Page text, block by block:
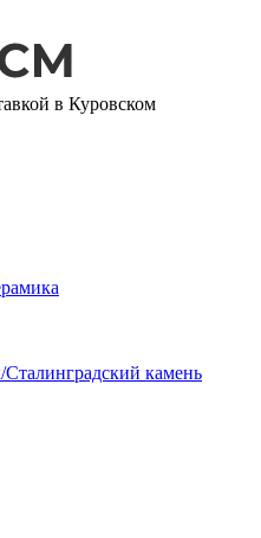
в Куровском
камень